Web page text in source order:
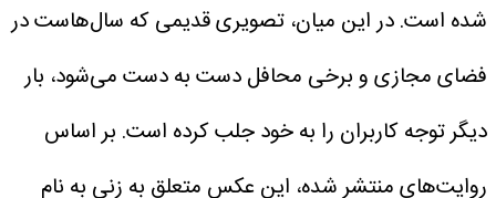
شده است. در این میان، تصویری قدیمی که سال‌هاست در
فضای مجازی و برخی محافل دست به دست می‌شود، بار
دیگر توجه کاربران را به خود جلب کرده است. بر اساس
روایت‌های منتشر شده، این عکس متعلق به زنی به نام